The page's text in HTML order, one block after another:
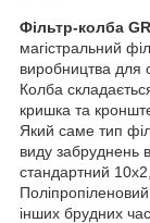
Фільтр-колба
магістральний
виробництва для
Колба
кришка та
Який саме тип
виду забруднень
стандартний
інших брудних